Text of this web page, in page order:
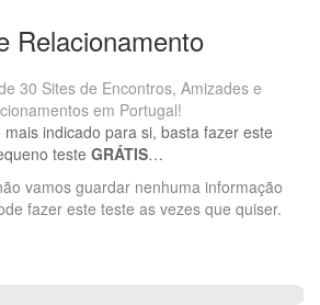
Relacionamento
30 Sites de Encontros, Amizades e
em Portugal!
indicado para si, basta fazer este
teste GRÁTIS…
vamos guardar nenhuma informação
fazer este teste as vezes que quiser.